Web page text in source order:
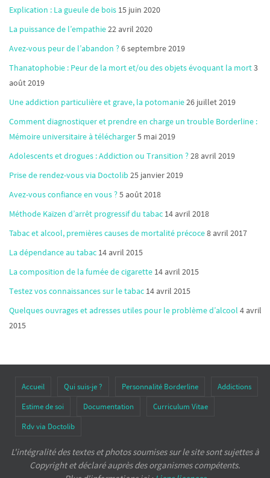
Explication : La gueule de bois 15 juin 2020
La puissance de l’empathie22 avril 2020
Avez-vous peur de l’abandon ?6 septembre 2019
Thanatophobie : Peur de la mort et/ou des objets évoquant la mort3
août 2019
Une addiction particulière et grave, la potomanie26 juillet 2019
Comment diagnostiquer et prendre en charge un trouble Borderline :
Mémoire universitaire à télécharger5 mai 2019
Adolescents et drogues : Addiction ou Transition ?28 avril 2019
Prise de rendez-vous via Doctolib 25 janvier 2019
Avez-vous confiance en vous ?5 août 2018
Méthode Kaïzen d’arrêt progressif du tabac 14 avril 2018
Tabac et alcool, premières causes de mortalité précoce8 avril 2017
La dépendance au tabac 14 avril 2015
La composition de la fumée de cigarette 14 avril 2015
Testez vos connaissances sur le tabac 14 avril 2015
Quelques ouvrages et adresses utiles pour le problème d’alcool 4 avril
2015
Accueil Qui suis-je ? Personnalité Borderline
Addictions
Estime de soi
Documentation
Curriculum Vitae
Rdv via Doctolib
L'intégralité des textes et photos soumises sur le site sont sujettes à
Copyright et déclaré auprès des organismes compétents.